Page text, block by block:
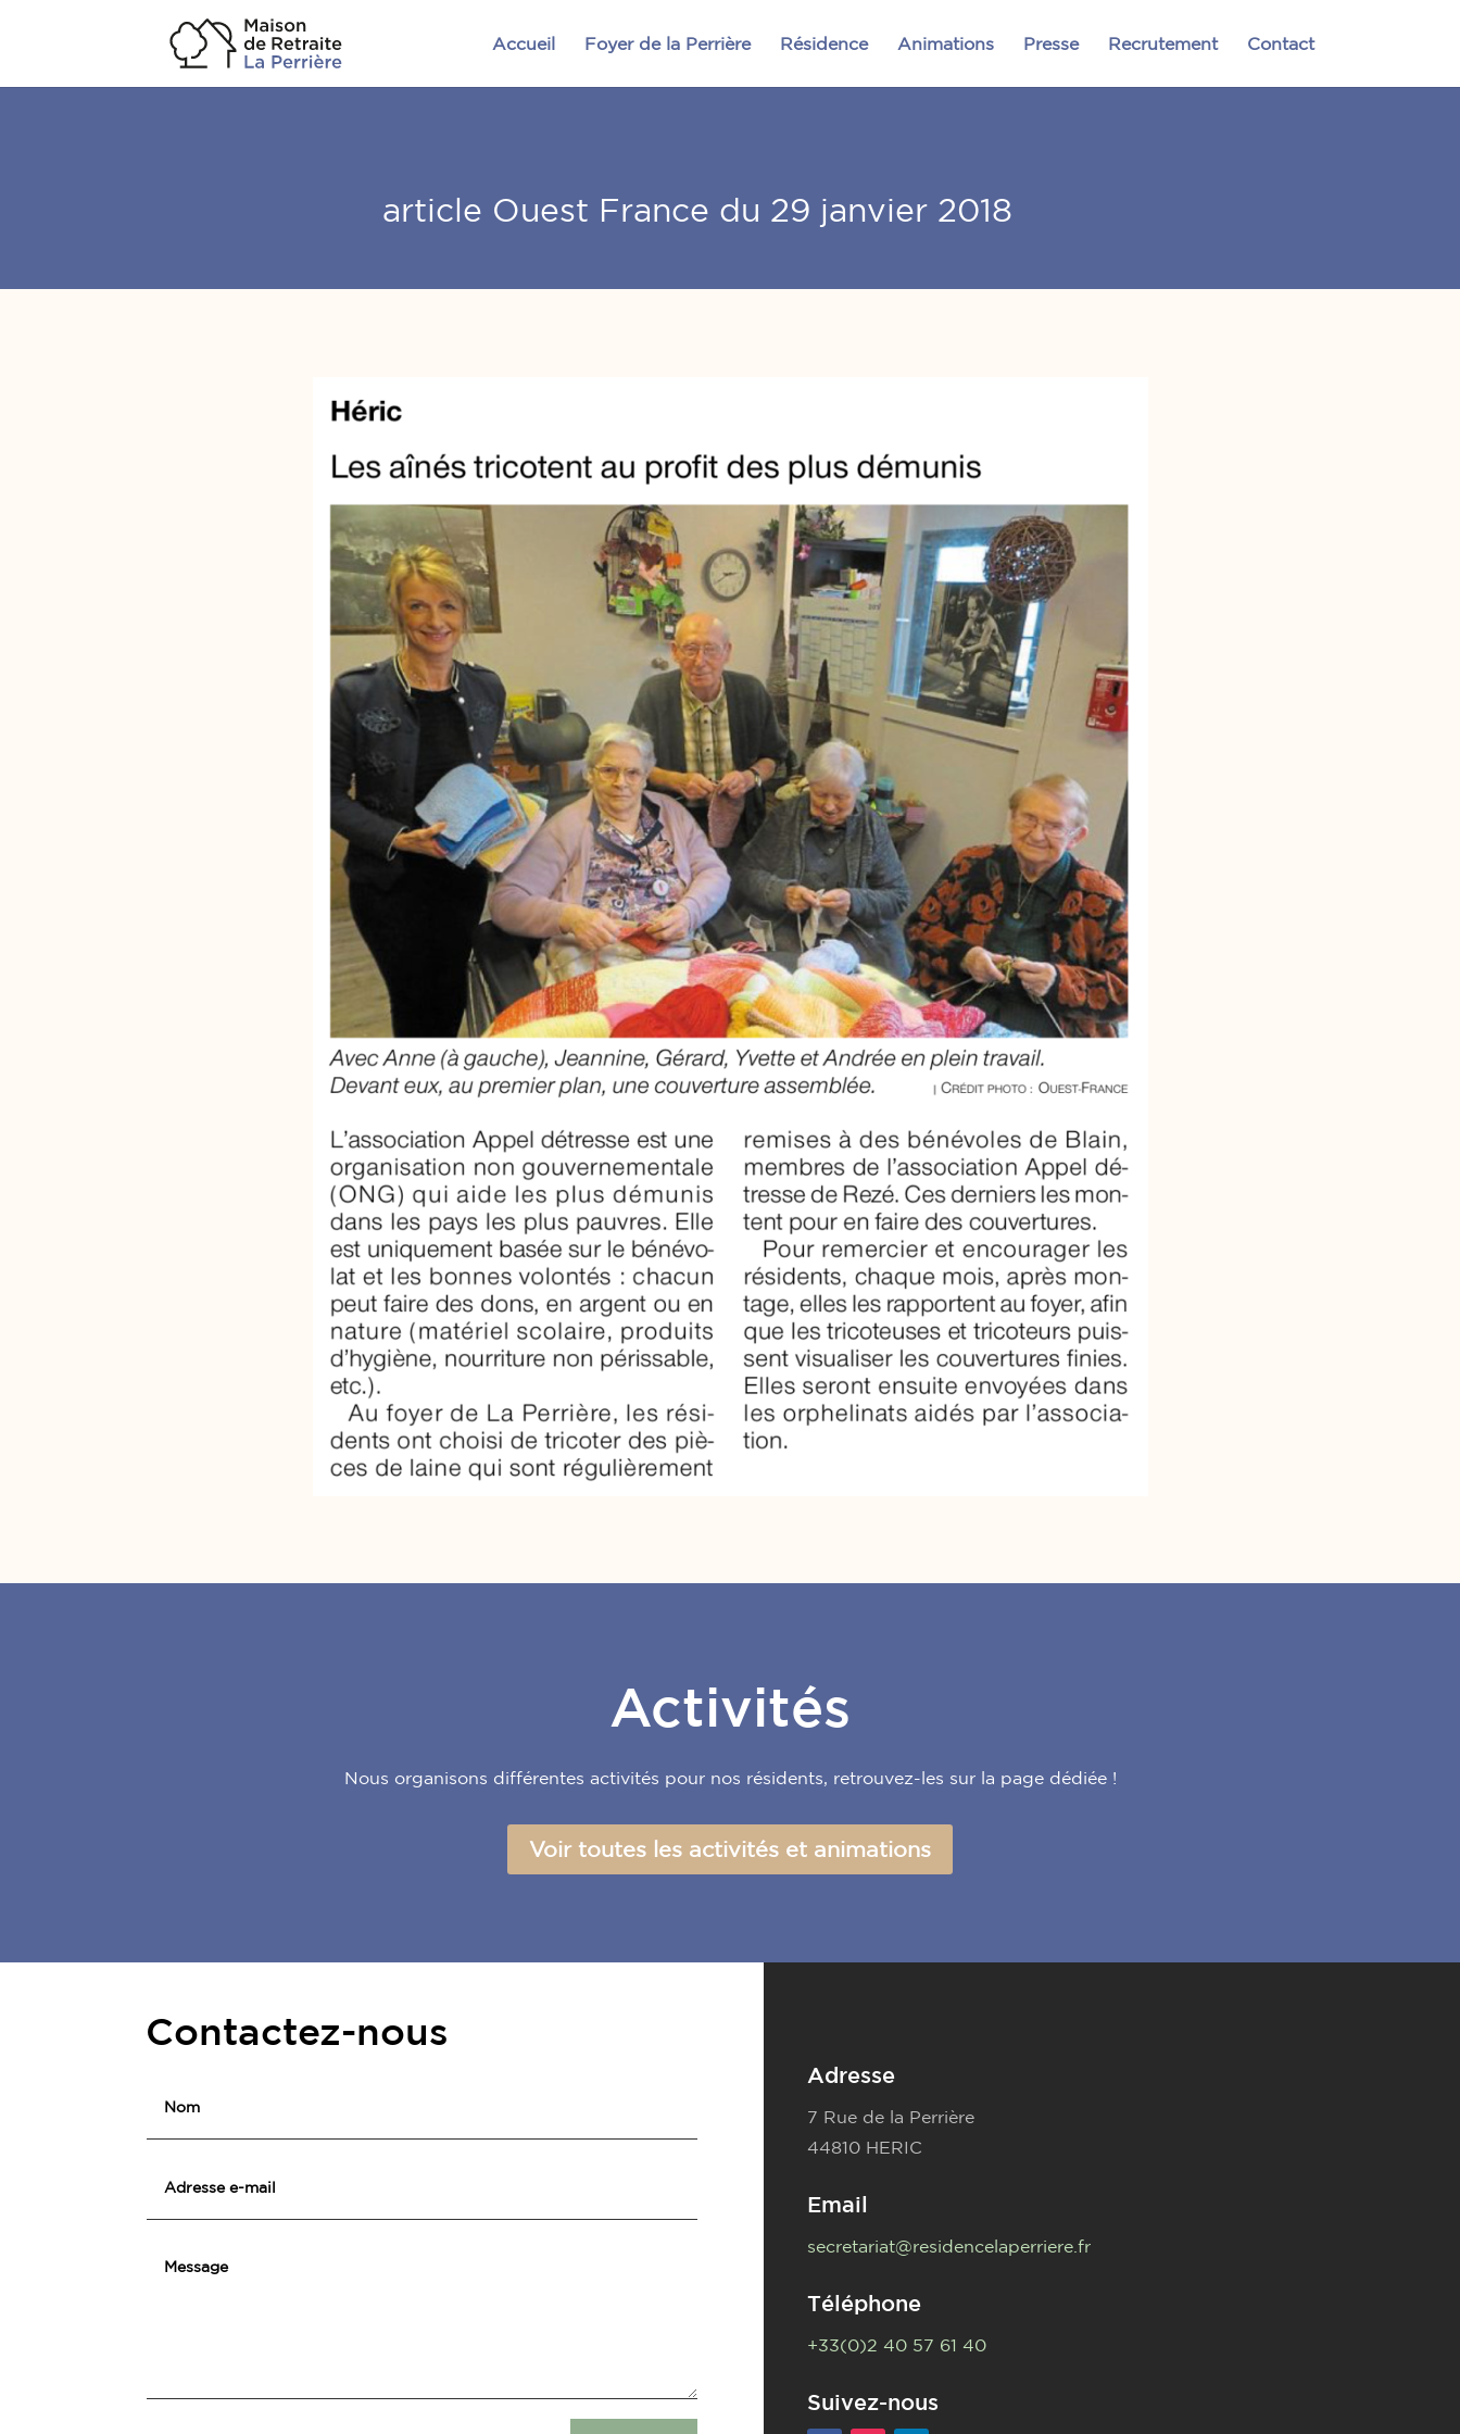
Accueil Foyer de la Perrière Résidence Animations Presse Recrutement Contact
article Ouest France du 29 janvier 2018
Activités
Nous organisons différentes activités pour nos résidents, retrouvez-les sur la page dédiée !
Voir toutes les activités et animations
Contactez-nous
Adresse
7 Rue de la Perrière
44810 HERIC
Email
secretariat@residencelaperriere.fr
Téléphone
+33(0)2 40 57 61 40
Suivez-nous